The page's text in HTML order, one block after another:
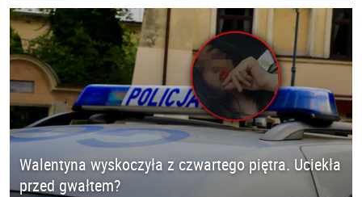
Walentyna wyskoczyła z czwartego piętra. Uciekła
przed gwałtem?